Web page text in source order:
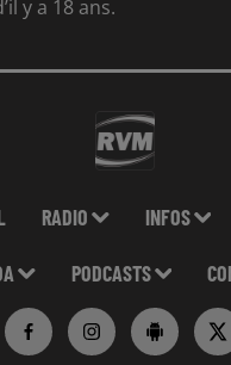
y a 18 ans.
RADIO INFOS
PODCASTS